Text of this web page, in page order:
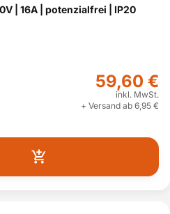
| 16A | potenzialfrei | IP20
59,60 €
inkl. MwSt.
+ Versand ab 6,95 €